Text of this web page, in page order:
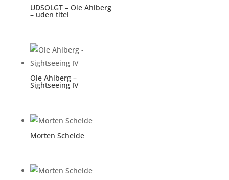
UDSOLGT – Ole Ahlberg
– uden titel
Ole Ahlberg –
Sightseeing IV
Morten Schelde